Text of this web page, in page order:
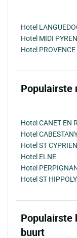
Hotel
Hotel MIDI
Hotel
Populairste
Hotel CANET EN
Hotel
Hotel ST CYPRIEN
Hotel ELNE
Hotel
Hotel ST
Populairste
buurt